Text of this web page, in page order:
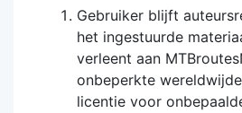
Gebruiker blijft
het ingestuurde
verleent aan
onbeperkte
licentie voor